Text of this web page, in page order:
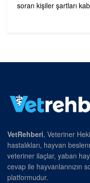
soran kişiler şartları
VetRehberi, Veteriner
hastalıkları, hayvan
veteriner ilaçlar, yaban
cevap ile hayvanlarınızın
platformudur.